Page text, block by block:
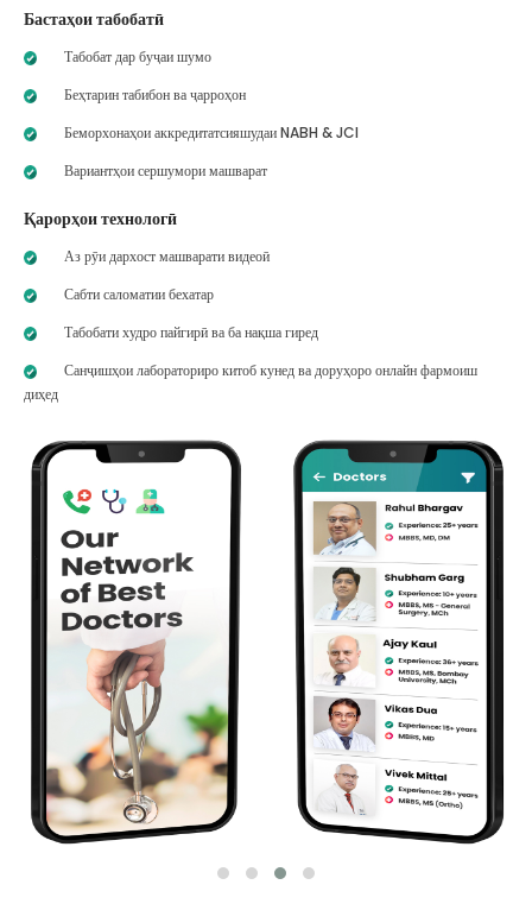
Бастаҳои табобатӣ
Табобат дар буҷаи шумо
Беҳтарин табибон ва ҷарроҳон
Беморхонаҳои аккредитатсияшудаи NABH & JCI
Вариантҳои сершумори машварат
Қарорҳои технологӣ
Аз рӯи дархост машварати видеоӣ
Сабти саломатии бехатар
Табобати худро пайгирӣ ва ба нақша гиред
Санҷишҳои лабораториро китоб кунед ва доруҳоро онлайн фармоиш
диҳед